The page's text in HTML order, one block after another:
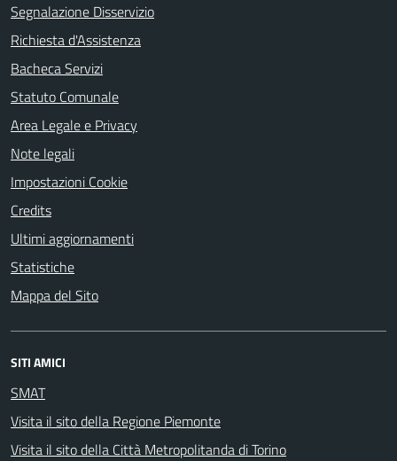
Segnalazione Disservizio
Richiesta d'Assistenza
Bacheca Servizi
Statuto Comunale
Area Legale e Privacy
Note legali
Impostazioni Cookie
Credits
Ultimi aggiornamenti
Statistiche
Mappa del Sito
SITI AMICI
SMAT
Visita il sito della Regione Piemonte
Visita il sito della Città Metropolitanda di Torino